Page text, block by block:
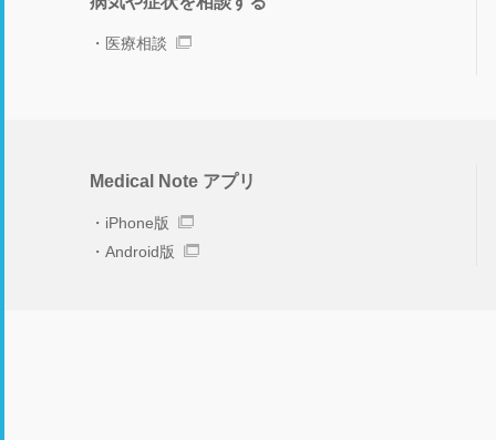
医療相談
Medical Note アプリ
iPhone版
Android版